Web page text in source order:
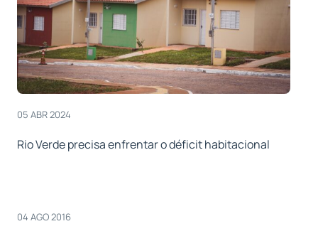
05 ABR 2024
Rio Verde precisa enfrentar o déficit habitacional
04 AGO 2016